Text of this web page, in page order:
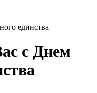
единства
с Днем